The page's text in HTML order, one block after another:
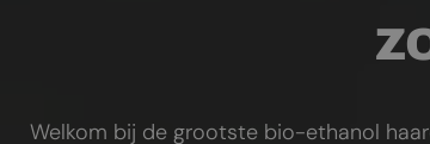
Welkom bij de grootste bio-ethanol